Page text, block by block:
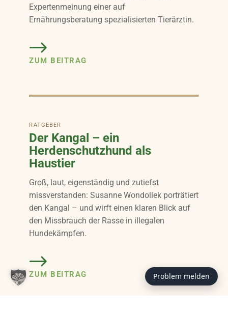
Expertenmeinung einer auf
Ernährungsberatung spezialisierten Tierärztin.
ZUM BEITRAG
RATGEBER
Der Kangal – ein
Herdenschutzhund als
Haustier
Groß, laut, eigenständig und zutiefst
missverstanden: Susanne Wondollek porträtiert
den Kangal – und wirft einen klaren Blick auf
den Missbrauch der Rasse in illegalen
Hundekämpfen.
ZUM BEITRAG Problem melden